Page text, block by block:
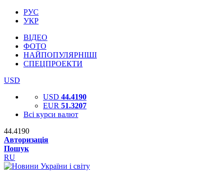
РУС
УКР
ВІДЕО
ФОТО
НАЙПОПУЛЯРНІШІ
СПЕЦПРОЕКТИ
USD
USD 44.4190
EUR 51.3207
Всі курси валют
44.4190
Авторизація
Пошук
RU